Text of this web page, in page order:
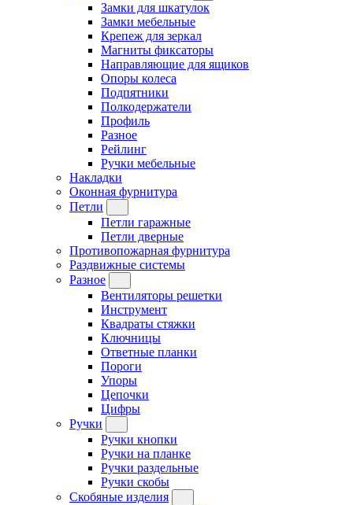
Замки для шкатулок
Замки мебельные
Крепеж для зеркал
Магниты фиксаторы
Направляющие для ящиков
Опоры колеса
Подпятники
Полкодержатели
Профиль
Разное
Рейлинг
Ручки мебельные
Накладки
Оконная фурнитура
Петли
Петли гаражные
Петли дверные
Противопожарная фурнитура
Раздвижные системы
Разное
Вентиляторы решетки
Инструмент
Квадраты стяжки
Ключницы
Ответные планки
Пороги
Упоры
Цепочки
Цифры
Ручки
Ручки кнопки
Ручки на планке
Ручки раздельные
Ручки скобы
Скобяные изделия